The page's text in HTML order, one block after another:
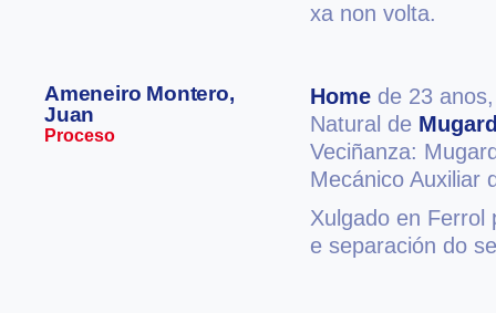
xa non volta.
Ameneiro Montero,
Juan
Proceso
Home de 23
Natural de
Veciñanza:
Mecánico Auxiliar
Xulgado en Ferrol
e separación do